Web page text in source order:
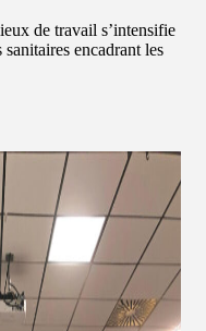
de travail s’intensifie
encadrant les